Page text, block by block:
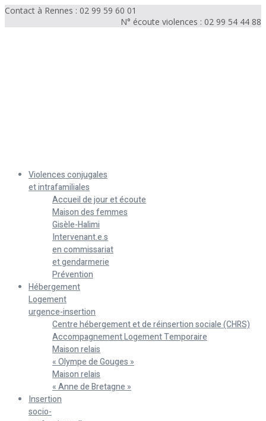
Contact à Rennes : 02 99 59 60 01
N° écoute violences : 02 99 54 44 88
Violences conjugales
et intrafamiliales
Accueil de jour et écoute
Maison des femmes
Gisèle-Halimi
Intervenant.e.s
en commissariat
et gendarmerie
Prévention
Hébergement
Logement
urgence-insertion
Centre hébergement et de réinsertion sociale (CHRS)
Accompagnement Logement Temporaire
Maison relais
« Olympe de Gouges »
Maison relais
« Anne de Bretagne »
Insertion
socio-